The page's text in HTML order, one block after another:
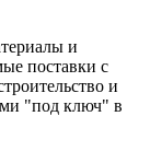
и
поставки с
и
"под ключ" в